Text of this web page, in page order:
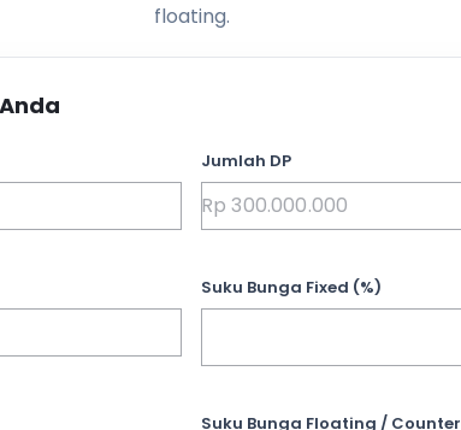
floating.
Jumlah DP
Suku Bunga Fixed (%)
Suku Bunga Floating /